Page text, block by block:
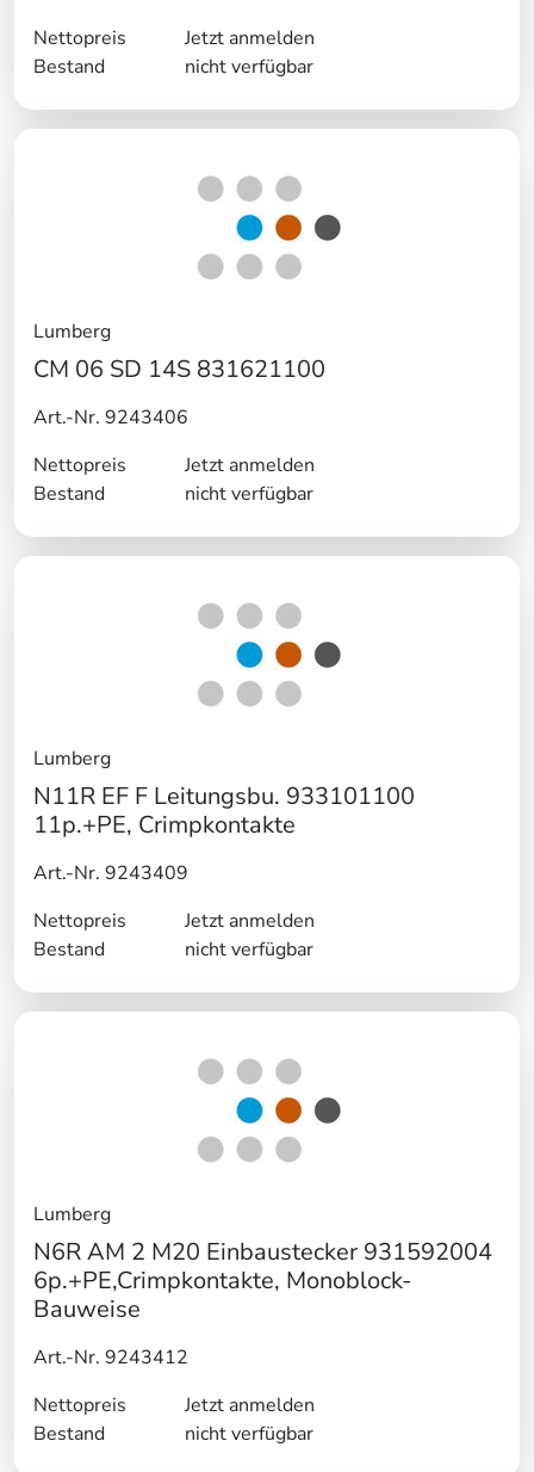
Nettopreis
Jetzt anmelden
Bestand
nicht verfügbar
Lumberg
CM 06 SD 14S 831621100
Art.-Nr. 9243406
Nettopreis
Jetzt anmelden
Bestand
nicht verfügbar
Lumberg
N11R EF F Leitungsbu. 933101100
11p.+PE, Crimpkontakte
Art.-Nr. 9243409
Nettopreis
Jetzt anmelden
Bestand
nicht verfügbar
Lumberg
N6R AM 2 M20 Einbaustecker 931592004
6p.+PE,Crimpkontakte, Monoblock-
Bauweise
Art.-Nr. 9243412
Nettopreis
Jetzt anmelden
Bestand
nicht verfügbar